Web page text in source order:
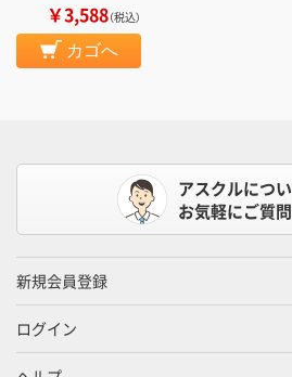
￥3,588（税込）
カゴへ
アスクルにつ
お気軽にご質
新規会員登録
ログイン